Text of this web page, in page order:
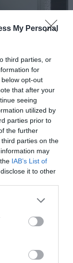
My Personal
third parties, or
for
opt-out
that after your
seeing
utilized by
parties prior to
the further
parties on the
may
IAB’s List of
it to other
persoane, din
fi ceva unic.”
s-a concretizat
Lazio, precum
româneşti,